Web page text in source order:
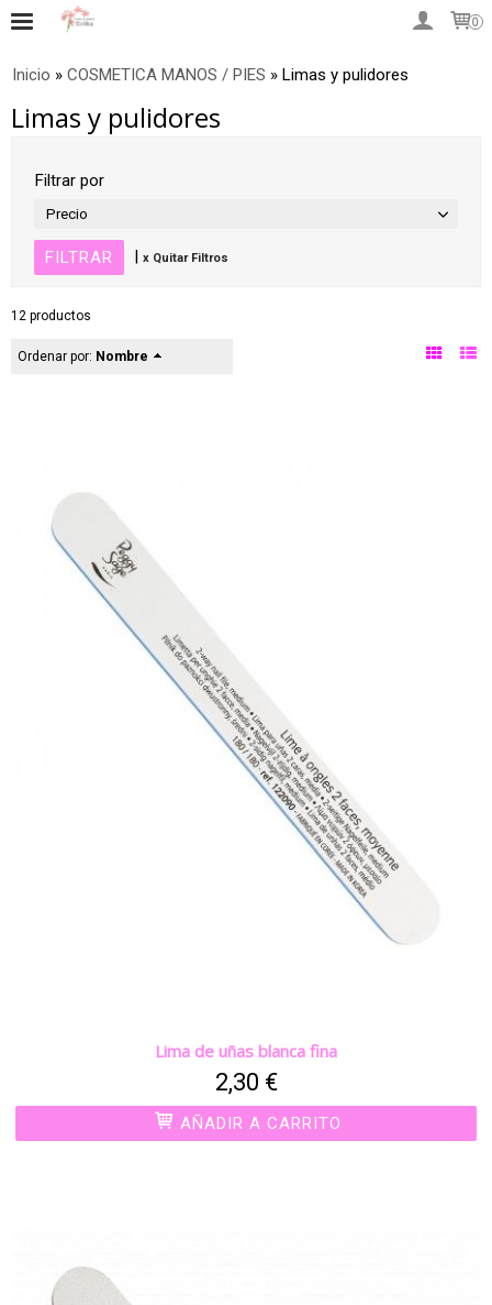
0
Inicio » COSMETICA MANOS / PIES » Limas y pulidores
Limas y pulidores
Filtrar por
Precio
| x Quitar Filtros
12 productos
Ordenar por: Nombre
Lima de uñas blanca fina
2,30 €
AÑADIR A CARRITO